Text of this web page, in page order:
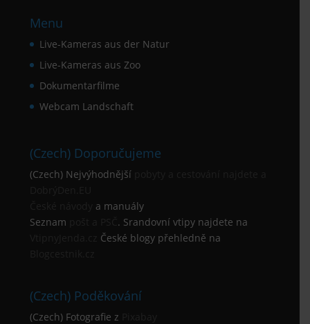
Menu
Live-Kameras aus der Natur
Live-Kameras aus Zoo
Dokumentarfilme
Webcam Landschaft
(Czech) Doporučujeme
(Czech) Nejvýhodnější
a manuály
Seznam
. Srandovní vtipy najdete na
České blogy přehledně na
(Czech) Poděkování
(Czech) Fotografie z